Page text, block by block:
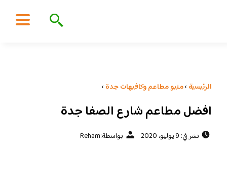
الرئيسية ›منيو مطاعم وكافيهات جدة ›
افضل مطاعم شارع الصفا جدة
نشر في: 9 يوليو، 2020 بواسطة:Reham